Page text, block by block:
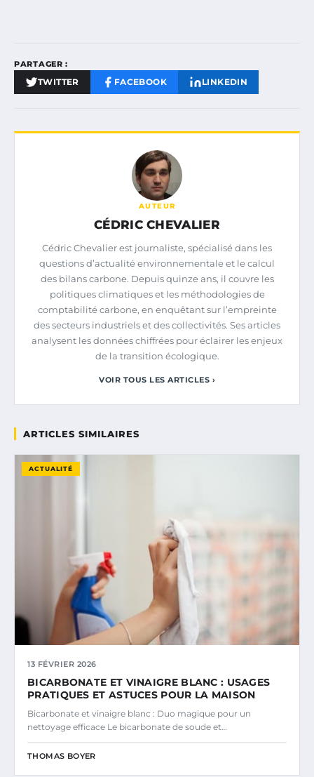
PARTAGER :
TWITTER FACEBOOK LINKEDIN
AUTEUR
CÉDRIC CHEVALIER
Cédric Chevalier est journaliste, spécialisé dans les
questions d’actualité environnementale et le calcul
des bilans carbone. Depuis quinze ans, il couvre les
politiques climatiques et les méthodologies de
comptabilité carbone, en enquêtant sur l’empreinte
des secteurs industriels et des collectivités. Ses articles
analysent les données chiffrées pour éclairer les enjeux
de la transition écologique.
VOIR TOUS LES ARTICLES ›
ARTICLES SIMILAIRES
ACTUALITÉ
13 FÉVRIER 2026
BICARBONATE ET VINAIGRE BLANC : USAGES
PRATIQUES ET ASTUCES POUR LA MAISON
Bicarbonate et vinaigre blanc : Duo magique pour un
nettoyage efficace Le bicarbonate de soude et…
THOMAS BOYER